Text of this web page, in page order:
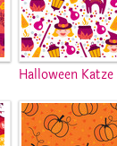
Halloween Katze